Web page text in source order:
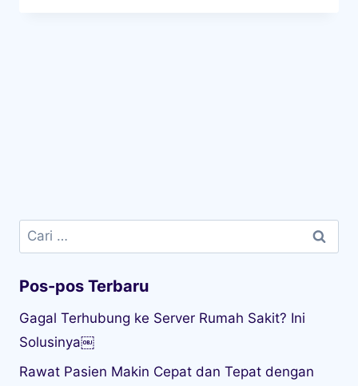
Cari
untuk:
Pos-pos Terbaru
Gagal Terhubung ke Server Rumah Sakit? Ini
Solusinya￼
Rawat Pasien Makin Cepat dan Tepat dengan